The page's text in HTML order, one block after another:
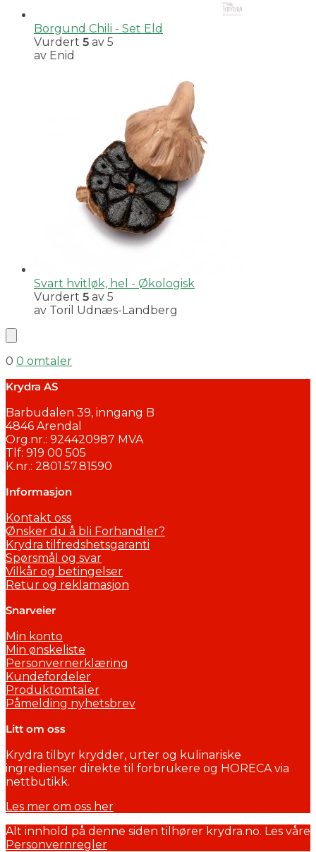
Borgund Chili - Set Eld
Vurdert 5 av 5
av Enid
Svart hvitløk, hel - Økologisk
Vurdert 5 av 5
av Toril Udnæs-Landberg
0 0 omtaler
Krydra AS
Barbudalen 39, inngang B
4846 Arendal
Org.nr.: 924420987 MVA
Tlf: 919 00 505
K.nr.: 2801.57.81590
Informasjon
Kontakt oss
Ønsker du å bli Forhandler?
Krydra tilfredshetsgaranti
Spørsmål og svar
Vilkår og betingelser
Retur og reklamasjon
Snarveier
Min konto
Min ønskeliste
Personvernerklæring
Kundefordeler
Produktomtaler
Påmelding nyhetsbrev
Litt om oss
Krydra tilbyr krydder, urter og kulinariske
ingredienser direkte til forbrukere og HORECA via
nettbutikk.
Les mer om oss her
Alt innhold på denne siden tilhører krydra.no. Les våre
Personvernregler